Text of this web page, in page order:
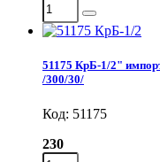
51175 КрБ-1/2"
/300/30/
Код: 51175
230